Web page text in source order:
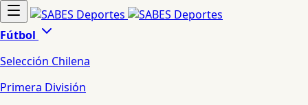
Fútbol
Selección Chilena
Primera División